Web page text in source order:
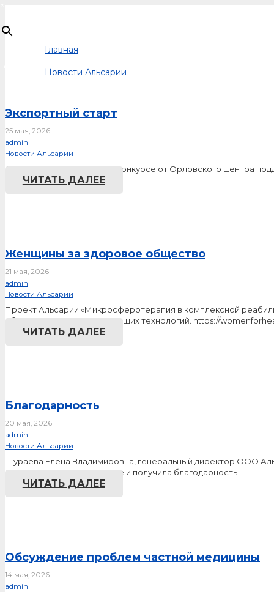
Главная
Новости Альсарии
Экспортный старт
25 мая, 2026
admin
Новости Альсарии
Альсария заняла 1 место в конкурсе от Орловского Центра
ЧИТАТЬ ДАЛЕЕ
Женщины за здоровое общество
21 мая, 2026
admin
Новости Альсарии
Проект Альсарии «Микросферотерапия в комплексной
области здоровьесьерегающих технологий. https://
ЧИТАТЬ ДАЛЕЕ
Благодарность
20 мая, 2026
admin
Новости Альсарии
Шураева Елена Владимировна, генеральный директор ООО
Московском правительстве и получила благодарность
ЧИТАТЬ ДАЛЕЕ
Обсуждение проблем частной медицины
14 мая, 2026
admin